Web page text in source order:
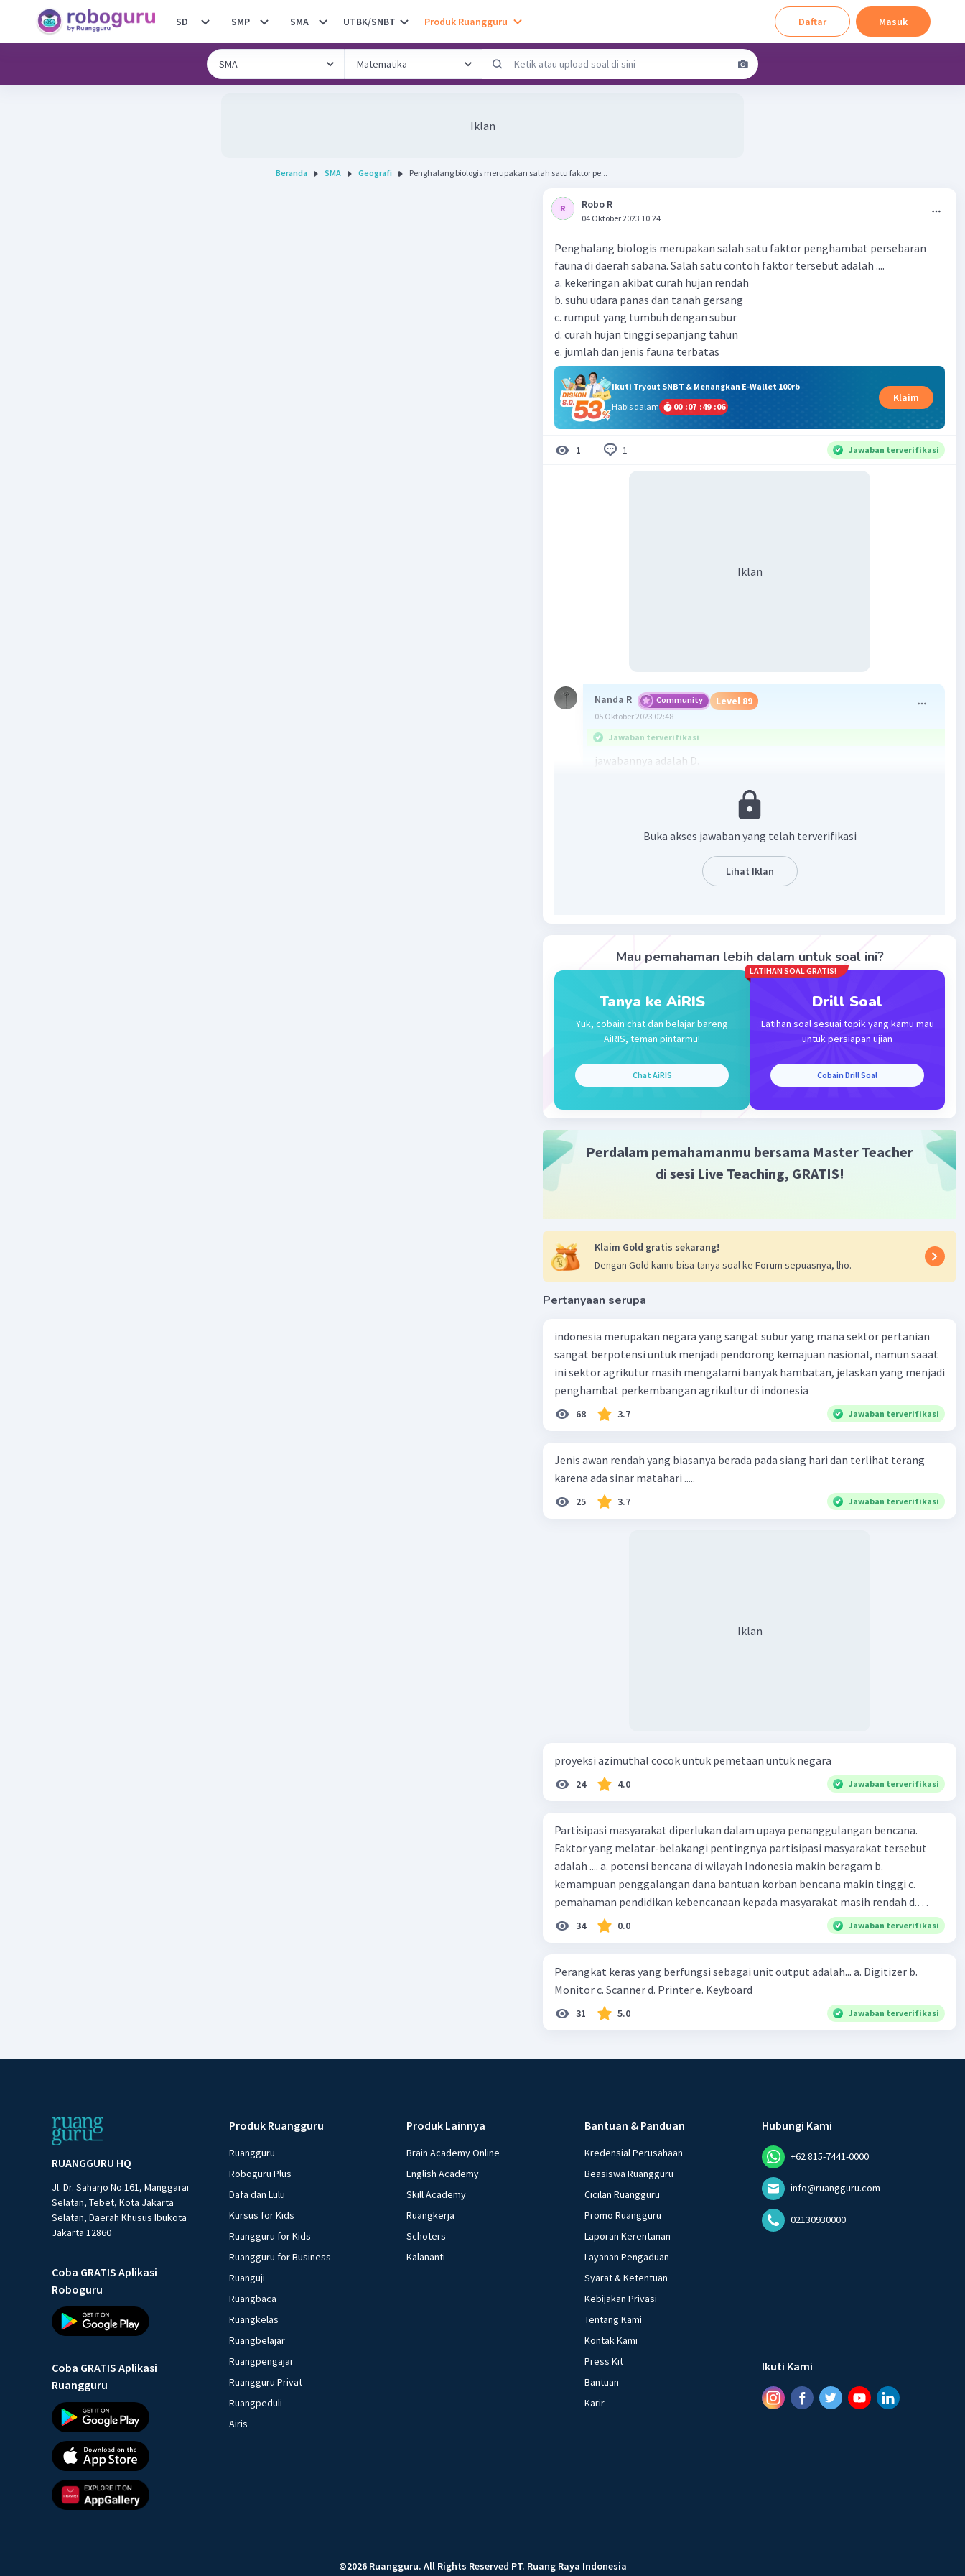
SD SMP SMA UTBK/SNBT Produk Ruangguru Daftar Masuk
Iklan
Beranda SMA Geografi Penghalang biologis merupakan salah satu faktor pe...
Robo R
04 Oktober 2023 10:24
Penghalang biologis merupakan salah satu faktor penghambat persebaran
fauna di daerah sabana. Salah satu contoh faktor tersebut adalah ....
a. kekeringan akibat curah hujan rendah
b. suhu udara panas dan tanah gersang
c. rumput yang tumbuh dengan subur
d. curah hujan tinggi sepanjang tahun
e. jumlah dan jenis fauna terbatas
Ikuti Tryout SNBT & Menangkan E-Wallet 100rb
Habis dalam
00 :07 :49 :06
Klaim
1 1 Jawaban terverifikasi
Iklan
Nanda R Community Level 89
05 Oktober 2023 02:48
Jawaban terverifikasi
jawabannya adalah D.
Penghalang biologis merupakan salah satu faktor penghambat
persebaran fauna. Di daerah sabana, salah satu contoh faktor
tersebut adalah curah hujan tinggi sepanjang tahun. Curah hujan
yang tinggi sepanjang tahun di kawasan sabana akan mempengaruhi
keberlangsungan ekosistem, sebab sabana dicirikan dengan curah
hujan yang rendah sepanjang tahun.
Buka akses jawaban yang telah terverifikasi
Lihat Iklan
Mau pemahaman lebih dalam untuk soal ini?
Tanya ke AiRIS
Yuk, cobain chat dan belajar bareng
AiRIS, teman pintarmu!
Chat AiRIS
LATIHAN SOAL GRATIS!
Drill Soal
Latihan soal sesuai topik yang kamu mau
untuk persiapan ujian
Cobain Drill Soal
Perdalam pemahamanmu bersama Master Teacher
di sesi Live Teaching, GRATIS!
Klaim Gold gratis sekarang!
Dengan Gold kamu bisa tanya soal ke Forum sepuasnya, lho.
Pertanyaan serupa
indonesia merupakan negara yang sangat subur yang mana sektor pertanian
sangat berpotensi untuk menjadi pendorong kemajuan nasional, namun saaat
ini sektor agrikutur masih mengalami banyak hambatan, jelaskan yang menjadi
penghambat perkembangan agrikultur di indonesia
68 3.7 Jawaban terverifikasi
Jenis awan rendah yang biasanya berada pada siang hari dan terlihat terang
karena ada sinar matahari .....
25 3.7 Jawaban terverifikasi
Iklan
proyeksi azimuthal cocok untuk pemetaan untuk negara
24 4.0 Jawaban terverifikasi
Partisipasi masyarakat diperlukan dalam upaya penanggulangan bencana.
Faktor yang melatar-belakangi pentingnya partisipasi masyarakat tersebut
adalah .... a. potensi bencana di wilayah Indonesia makin beragam b.
kemampuan penggalangan dana bantuan korban bencana makin tinggi c.
pemahaman pendidikan kebencanaan kepada masyarakat masih rendah d.
masyarakat merupakan pihak yang langsung berhadapan dengan bencana e.
kepercayaan pemerintah bahwa masyarakat mampu mengatasi bencana
34 0.0 Jawaban terverifikasi
Perangkat keras yang berfungsi sebagai unit output adalah... a. Digitizer b.
Monitor c. Scanner d. Printer e. Keyboard
31 5.0 Jawaban terverifikasi
RUANGGURU HQ
Jl. Dr. Saharjo No.161, Manggarai
Selatan, Tebet, Kota Jakarta
Selatan, Daerah Khusus Ibukota
Jakarta 12860
Coba GRATIS Aplikasi
Roboguru
Coba GRATIS Aplikasi
Ruangguru
Produk Ruangguru
Ruangguru
Roboguru Plus
Dafa dan Lulu
Kursus for Kids
Ruangguru for Kids
Ruangguru for Business
Ruanguji
Ruangbaca
Ruangkelas
Ruangbelajar
Ruangpengajar
Ruangguru Privat
Ruangpeduli
Airis
Produk Lainnya
Brain Academy Online
English Academy
Skill Academy
Ruangkerja
Schoters
Kalananti
Bantuan & Panduan
Kredensial Perusahaan
Beasiswa Ruangguru
Cicilan Ruangguru
Promo Ruangguru
Laporan Kerentanan
Layanan Pengaduan
Syarat & Ketentuan
Kebijakan Privasi
Tentang Kami
Kontak Kami
Press Kit
Bantuan
Karir
Hubungi Kami
+62 815-7441-0000
info@ruangguru.com
02130930000
Ikuti Kami
©2026 Ruangguru. All Rights Reserved PT. Ruang Raya Indonesia